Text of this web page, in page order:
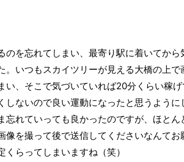
のを忘れてしまい、最寄り駅に着いてか
。いつもスカイツリーが見える大橋の上
い、そこで気づいていれば20分くらい稼
しないので良い運動になったと思うよう
忘れていっても良かったのですが、ほと
像を撮って後で送信してくださいなんてお
くらってしまいますね（笑）